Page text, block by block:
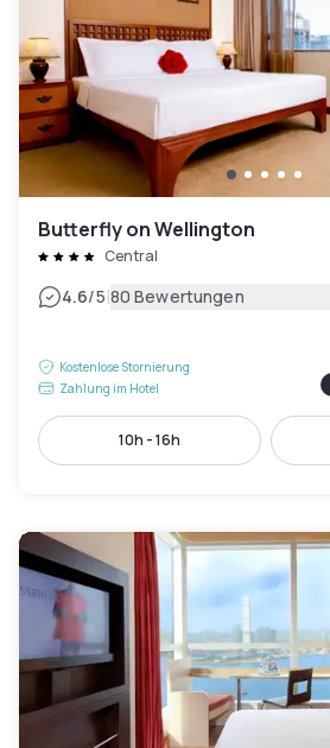
Butterfly on Wellington
Central
4.6/5|80 Bewertungen
Kostenlose Stornierung
Zahlung im Hotel
10h - 16h